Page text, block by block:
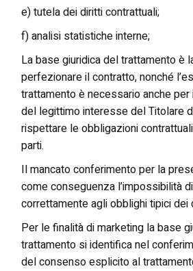
e) tutela dei diritti contrattuali;
f) analisi statistiche interne;
La base giuridica del trattamento è
perfezionare il contratto, nonché
trattamento è necessario anche
del legittimo interesse del Titolare
rispettare le obbligazioni
parti.
Il mancato conferimento per la
come conseguenza l’impossibilità
correttamente agli obblighi tipici dei
Per le finalità di marketing la base
trattamento si identifica nel
del consenso esplicito al